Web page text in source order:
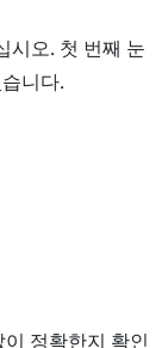
시오. 첫 번째 눈
니다.
정확한지 확인